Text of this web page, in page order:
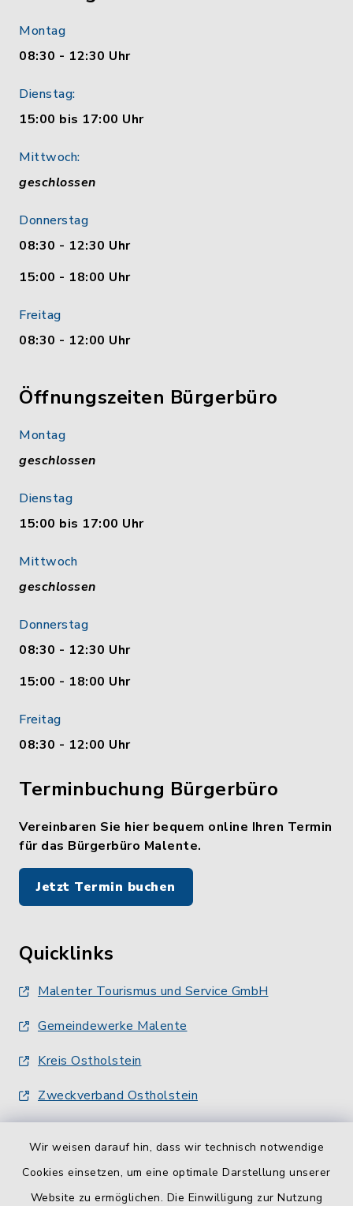
Wir weisen darauf hin, dass wir technisch notwendige
Cookies einsetzen, um eine optimale Darstellung unserer
Website zu ermöglichen. Die Einwilligung zur Nutzung
Montag
08:30 - 12:30 Uhr
Dienstag:
15:00 bis 17:00 Uhr
Mittwoch:
geschlossen
Donnerstag
08:30 - 12:30 Uhr
15:00 - 18:00 Uhr
Freitag
08:30 - 12:00 Uhr
Öffnungszeiten Bürgerbüro
Montag
geschlossen
Dienstag
15:00 bis 17:00 Uhr
Mittwoch
geschlossen
Donnerstag
08:30 - 12:30 Uhr
15:00 - 18:00 Uhr
Freitag
08:30 - 12:00 Uhr
Terminbuchung Bürgerbüro
Vereinbaren Sie hier bequem online Ihren Termin
für das Bürgerbüro Malente.
Jetzt Termin buchen
Quicklinks
Malenter Tourismus und Service GmbH
Gemeindewerke Malente
Kreis Ostholstein
Zweckverband Ostholstein